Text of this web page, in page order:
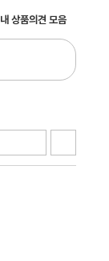
내 상품의견 모음